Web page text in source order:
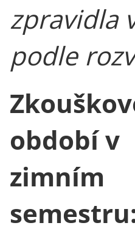
zpravidla
podle
období v
zimním